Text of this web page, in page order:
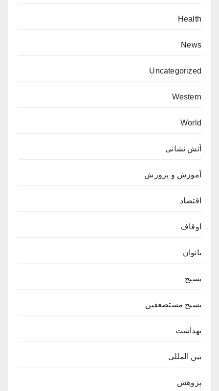
Health
News
Uncategorized
Western
World
آتش نشانی
آموزش و پرورش
اقتصاد
اوقاف
بانوان
بسیج
بسیج مستضعفین
بهداشت
بین المللی
پژوهش